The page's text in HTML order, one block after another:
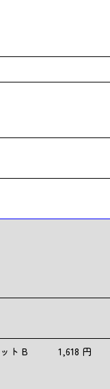
セット B 1,618 円